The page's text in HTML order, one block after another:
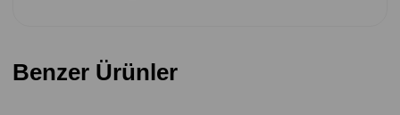
Benzer Ürünler